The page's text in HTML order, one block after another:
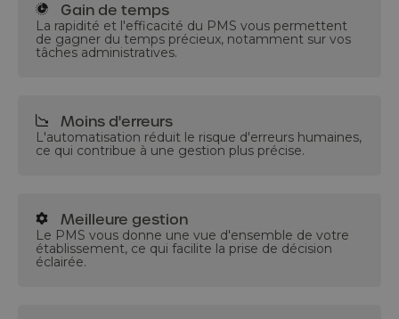
Gain de temps
La rapidité et l'efficacité du PMS vous permettent
de gagner du temps précieux, notamment sur vos
tâches administratives.
Moins d'erreurs
L'automatisation réduit le risque d'erreurs humaines,
ce qui contribue à une gestion plus précise.
Meilleure gestion
Le PMS vous donne une vue d'ensemble de votre
établissement, ce qui facilite la prise de décision
éclairée.